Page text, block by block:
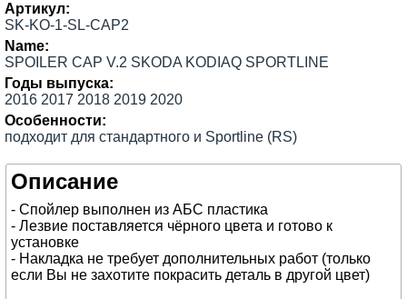
Артикул:
SK-KO-1-SL-CAP2
Name:
SPOILER CAP V.2 SKODA KODIAQ SPORTLINE
Годы выпуска:
2016 2017 2018 2019 2020
Особенности:
подходит для стандартного и Sportline (RS)
Описание
- Спойлер выполнен из АБС пластика
- Лезвие поставляется чёрного цвета и готово к
установке
- Накладка не требует дополнительных работ (только
если Вы не захотите покрасить деталь в другой цвет)